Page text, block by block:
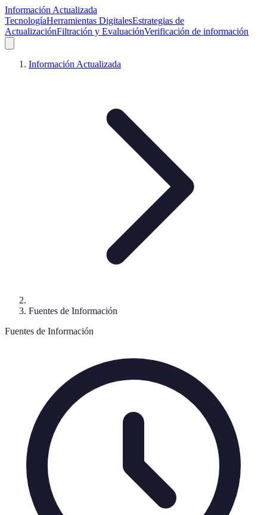
Información Actualizada
TecnologíaHerramientas DigitalesEstrategias de
ActualizaciónFiltración y EvaluaciónVerificación de información
Información Actualizada
Fuentes de Información
Fuentes de Información